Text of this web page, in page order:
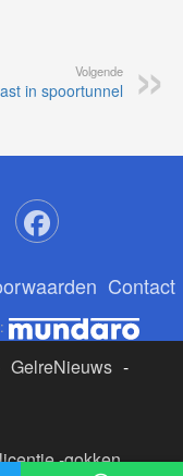
Volgende
in spoortunnel
Contact
GelreNieuws -
-gokken